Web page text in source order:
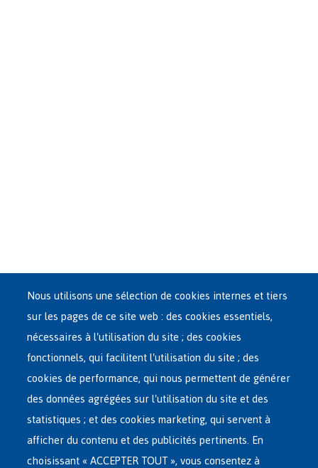
Nous utilisons une sélection de cookies internes et tiers
sur les pages de ce site web : des cookies essentiels,
nécessaires à l'utilisation du site ; des cookies
fonctionnels, qui facilitent l'utilisation du site ; des
cookies de performance, qui nous permettent de générer
des données agrégées sur l'utilisation du site et des
statistiques ; et des cookies marketing, qui servent à
afficher du contenu et des publicités pertinents. En
choisissant « ACCEPTER TOUT », vous consentez à